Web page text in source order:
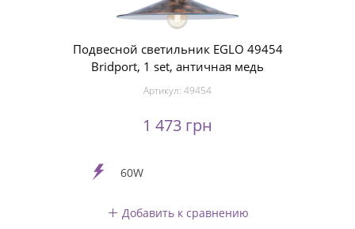
Подвесной светильник EGLO 49454
Bridport, 1 set, античная медь
Артикул: 49454
1 473 грн
60W
Добавить к сравнению